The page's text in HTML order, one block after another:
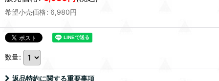
希望小売価格: 6,980円
数量:
返品特約に関する重要事項